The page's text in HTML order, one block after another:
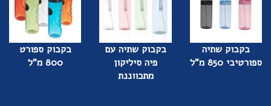
בקבוק שתיה
ספורטיבי 850 מ"ל
בקבוק שתיה עם
פיה סיליקון
מתכווננת
בקבוק ספורט
800 מ"ל